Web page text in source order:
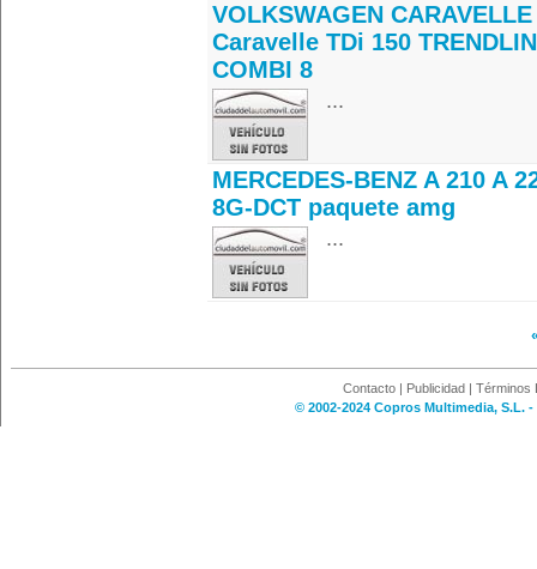
VOLKSWAGEN
Caravelle TDi 150
COMBI 8
...
MERCEDES-BENZ A 210 A
8G-DCT paquete amg
...
Contacto | Publicidad | Términos
© 2002-2024 Copros Multimedia, S.L.